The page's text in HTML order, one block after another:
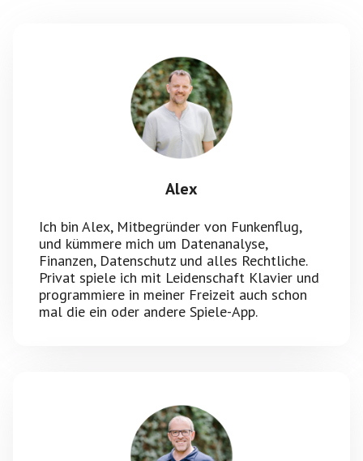
Alex
Ich bin Alex, Mitbegründer von Funkenflug,
und kümmere mich um Datenanalyse,
Finanzen, Datenschutz und alles Rechtliche.
Privat spiele ich mit Leidenschaft Klavier und
programmiere in meiner Freizeit auch schon
mal die ein oder andere Spiele-App.